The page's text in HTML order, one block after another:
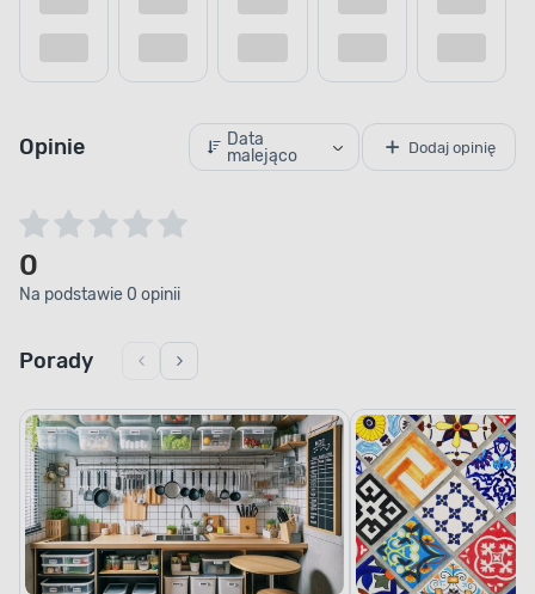
Opinie
Data
malejąco
Dodaj opinię
0
Na podstawie 0 opinii
Porady